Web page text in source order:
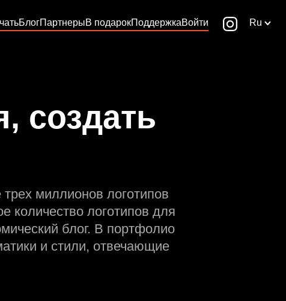
БлогПартнерыВ подарокПоддержкаВойти Ru
создать
миллионов логотипов
количество логотипов для
блог. В портфолио
и стили, отвечающие